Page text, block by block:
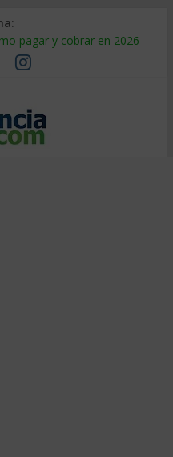
pagar y cobrar en 2026
qué sale tan caro
auditarla a tiempo
suministro: qué hacer
segmentarlo y venderle